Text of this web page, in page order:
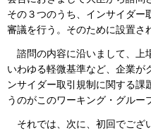
その３つのうち、インサイダー
審議を行う。そのために設置さ
諮問の内容に沿いまして、上
いわゆる軽微基準など、企業が
ンサイダー取引規制に関する
うのがこのワーキング・グルー
それでは、次に、初回でござ